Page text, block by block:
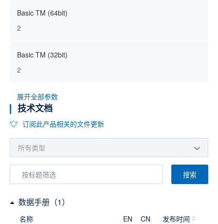
Basic TM (64bit)
2
Basic TM (32bit)
2
展开全部参数
技术文档
订阅此产品相关的文件更新
搜索
数据手册（1）
名称 EN CN 发布时间